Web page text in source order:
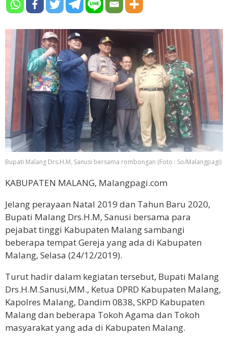
Bupati Malang Drs.H.M, Sanusi bersama rombongan (Foto : So/Malangpagi)
KABUPATEN MALANG, Malangpagi.com
Jelang perayaan Natal 2019 dan Tahun Baru 2020,
Bupati Malang Drs.H.M, Sanusi bersama para
pejabat tinggi Kabupaten Malang sambangi
beberapa tempat Gereja yang ada di Kabupaten
Malang, Selasa (24/12/2019).
Turut hadir dalam kegiatan tersebut, Bupati Malang
Drs.H.M.Sanusi,MM., Ketua DPRD Kabupaten Malang,
Kapolres Malang, Dandim 0838, SKPD Kabupaten
Malang dan beberapa Tokoh Agama dan Tokoh
masyarakat yang ada di Kabupaten Malang.